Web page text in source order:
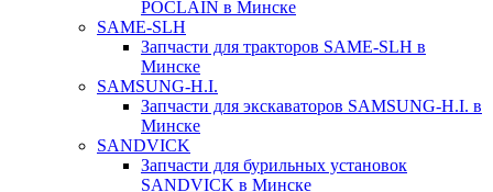
POCLAIN в Минске
SAME-SLH
Запчасти для тракторов SAME-SLH в
Минске
SAMSUNG-H.I.
Запчасти для экскаваторов SAMSUNG-H.I. в
Минске
SANDVICK
Запчасти для бурильных установок
SANDVICK в Минске